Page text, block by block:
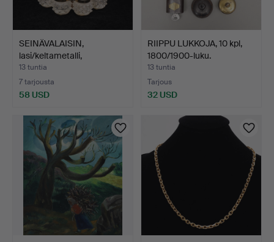
SEINÄVALAISIN,
lasi/keltametalli,
Konsthan…
13 tuntia
7 tarjousta
58 USD
RIIPPU LUKKOJA, 10 kpl,
1800/1900-luku.
13 tuntia
Tarjous
32 USD